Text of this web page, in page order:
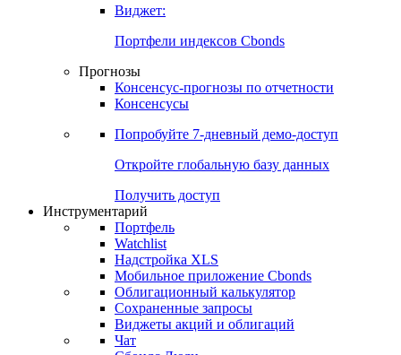
Бензин
Soft Commodities
Виджет:
Портфели индексов Cbonds
Прогнозы
Консенсусы
Попробуйте7-дневный
Откройте глобальную базу данных
Получить доступ
Инструментарий
Портфель
Watchlist
Надстройка XLS
Мобильное приложение Cbonds